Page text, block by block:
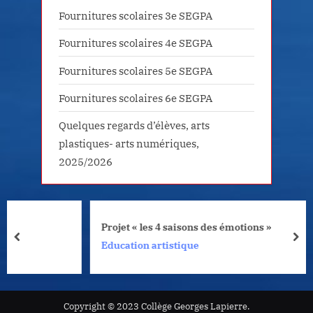
Fournitures scolaires 3e SEGPA
Fournitures scolaires 4e SEGPA
Fournitures scolaires 5e SEGPA
Fournitures scolaires 6e SEGPA
Quelques regards d’élèves, arts
plastiques- arts numériques,
2025/2026
Projet « les 4 saisons des émotions »
Education artistique
prev
Copyright © 2023 Collège Georges Lapierre.